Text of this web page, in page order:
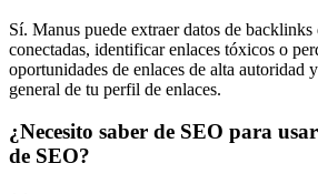
Sí. Manus puede extraer datos de backlinks
conectadas, identificar enlaces tóxicos o
oportunidades de enlaces de alta autoridad
general de tu perfil de enlaces.
¿Necesito saber de SEO para
de SEO?